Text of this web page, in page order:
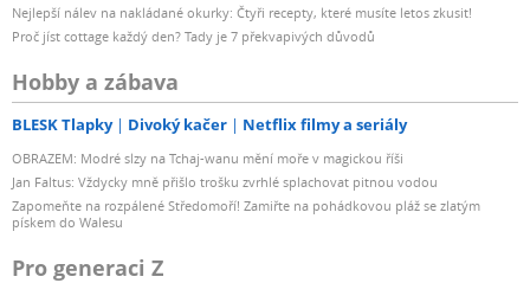
Nejlepší nálev na nakládané okurky: Čtyři recepty, které musíte letos zkusit!
Proč jíst cottage každý den? Tady je 7 překvapivých důvodů
Hobby a zábava
BLESK Tlapky Divoký kačer Netflix filmy a seriály
OBRAZEM: Modré slzy na Tchaj-wanu mění moře v magickou říši
Jan Faltus: Vždycky mně přišlo trošku zvrhlé splachovat pitnou vodou
Zapomeňte na rozpálené Středomoří! Zamiřte na pohádkovou pláž se zlatým
pískem do Walesu
Pro generaci Z